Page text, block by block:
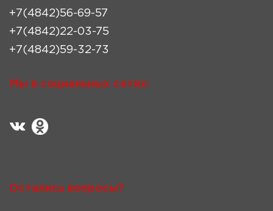
+7(4842)56-69-57
+7(4842)22-03-75
+7(4842)59-32-73
Мы в социальных сетях:
Остались вопросы?